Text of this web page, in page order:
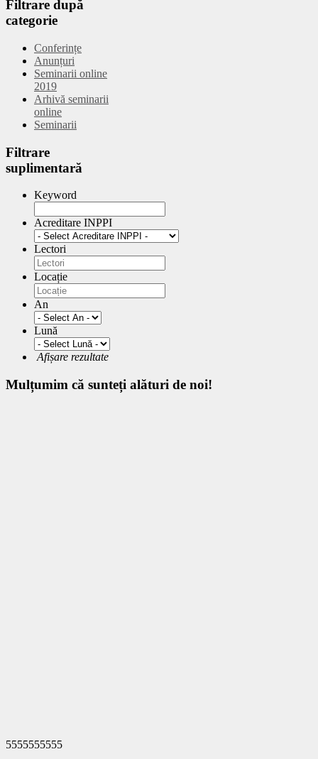
Filtrare după
categorie
Conferințe
Anunțuri
Seminarii online
2019
Arhivă seminarii
online
Seminarii
Filtrare
suplimentară
Keyword
Acreditare INPPI
Lectori
Locație
An
Lună
Afișare rezultate
Mulțumim că sunteți alături de noi!
5555555555